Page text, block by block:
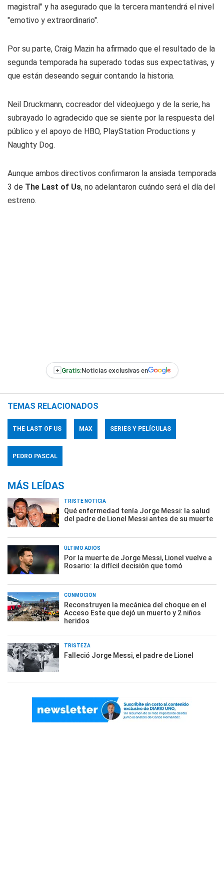
magistral" y ha asegurado que la tercera mantendrá el nivel
"emotivo y extraordinario".
Por su parte, Craig Mazin ha afirmado que el resultado de la
segunda temporada ha superado todas sus expectativas, y
que están deseando seguir contando la historia.
Neil Druckmann, cocreador del videojuego y de la serie, ha
subrayado lo agradecido que se siente por la respuesta del
público y el apoyo de HBO, PlayStation Productions y
Naughty Dog.
Aunque ambos directivos confirmaron la ansiada temporada
3 de The Last of Us, no adelantaron cuándo será el día del
estreno.
+ Gratis:Noticias exclusivas en
TEMAS RELACIONADOS
THE LAST OF US MAX SERIES Y PELÍCULAS
PEDRO PASCAL
MÁS LEÍDAS
TRISTE NOTICIA
Qué enfermedad tenía Jorge Messi: la salud
del padre de Lionel Messi antes de su muerte
ÚLTIMO ADIÓS
Por la muerte de Jorge Messi, Lionel vuelve a
Rosario: la difícil decisión que tomó
CONMOCIÓN
Reconstruyen la mecánica del choque en el
Acceso Este que dejó un muerto y 2 niños
heridos
TRISTEZA
Falleció Jorge Messi, el padre de Lionel